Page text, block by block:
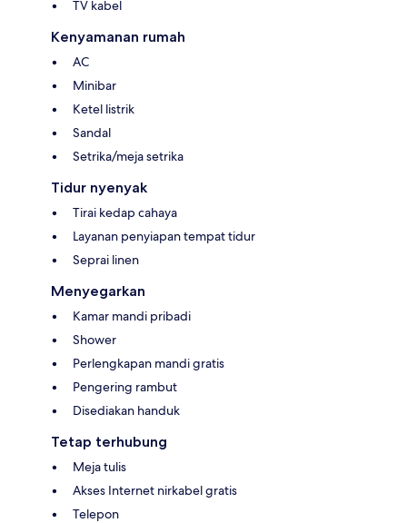
TV kabel
Kenyamanan rumah
AC
Minibar
Ketel listrik
Sandal
Setrika/meja setrika
Tidur nyenyak
Tirai kedap cahaya
Layanan penyiapan tempat tidur
Seprai linen
Menyegarkan
Kamar mandi pribadi
Shower
Perlengkapan mandi gratis
Pengering rambut
Disediakan handuk
Tetap terhubung
Meja tulis
Akses Internet nirkabel gratis
Telepon